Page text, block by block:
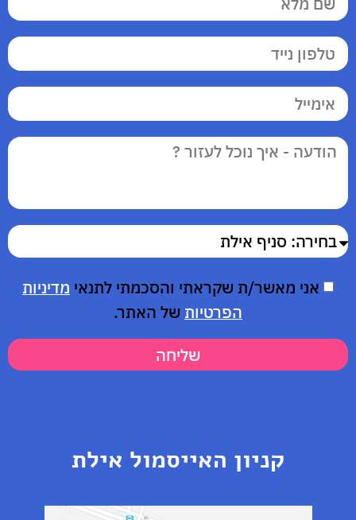
אני מאשר/ת שקראתי והסכמתי לתנאי מדיניות
הפרטיות של האתר.
שליחה
קניון האייסמול אילת